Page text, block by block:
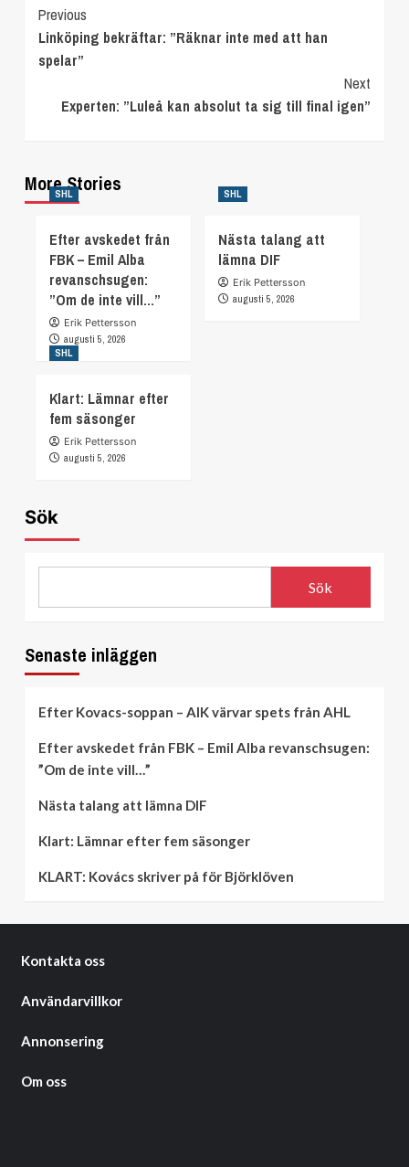
Continue
Reading
Previous
Linköping bekräftar: ”Räknar inte med att han
spelar”
Next
Experten: ”Luleå kan absolut ta sig till final igen”
More Stories
SHL
Efter avskedet från
FBK – Emil Alba
revanschsugen:
”Om de inte vill…”
Erik Pettersson
augusti 5, 2026
SHL
Nästa talang att
lämna DIF
Erik Pettersson
augusti 5, 2026
SHL
Klart: Lämnar efter
fem säsonger
Erik Pettersson
augusti 5, 2026
Sök
Sök
Senaste inläggen
Efter Kovacs-soppan – AIK värvar spets från AHL
Efter avskedet från FBK – Emil Alba revanschsugen:
”Om de inte vill…”
Nästa talang att lämna DIF
Klart: Lämnar efter fem säsonger
KLART: Kovács skriver på för Björklöven
Kontakta oss
Användarvillkor
Annonsering
Om oss